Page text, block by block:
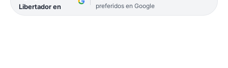
Libertador en
preferidos en Google